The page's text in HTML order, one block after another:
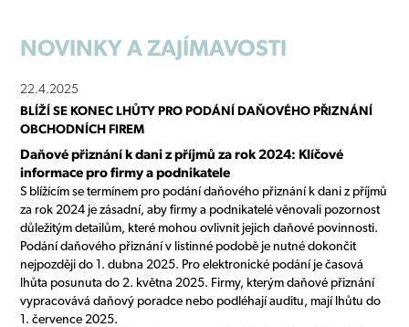
NOVINKYA ZAJÍMAVOSTI
22.4.2025
BLÍŽÍ SE KONEC LHŮTY PRO PODÁNÍ DAŇOVÉHO PŘIZNÁNÍ
OBCHODNÍCH FIREM
Daňové přiznání k dani z příjmů za rok 2024: Klíčové
informace pro firmy a podnikatele
S blížícím se termínem pro podání daňového přiznání k dani z příjmů
za rok 2024 je zásadní, aby firmy a podnikatelé věnovali pozornost
důležitým detailům, které mohou ovlivnit jejich daňové povinnosti.
Podání daňového přiznání v listinné podobě je nutné dokončit
nejpozději do 1. dubna 2025. Pro elektronické podání je časová
lhůta posunuta do 2. května 2025. Firmy, kterým daňové přiznání
vypracovává daňový poradce nebo podléhají auditu, mají lhůtu do
1. července 2025.